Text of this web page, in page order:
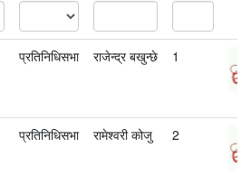
प्रतिनिधिसभा राजेन्द्र बखुन्छे 1
प्रतिनिधिसभा रामेश्‍वरी कोजु 2